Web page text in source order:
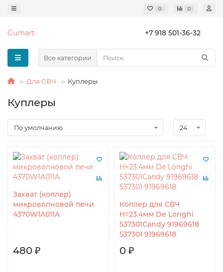
0 0
Gumart +7 918 501-36-32
Все категории
Для СВЧ Куплеры
Куплеры
Захват (коплер)
микроволновой печи
4370W1A011A
480 ₽
Коплер для СВЧ
H=23.4мм De Longhi
537301Candy 91969618
537301 91969618
0 ₽